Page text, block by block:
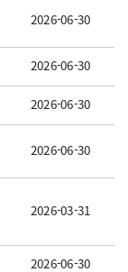
2026-06-30
2026-06-30
2026-06-30
2026-06-30
2026-03-31
2026-06-30